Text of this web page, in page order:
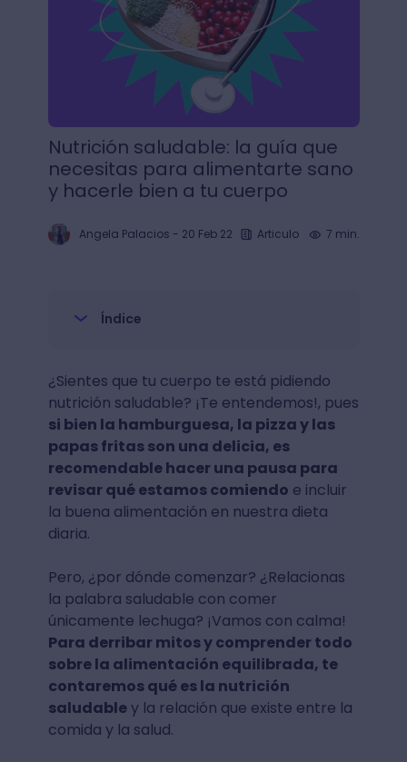
Nutrición saludable: la guía que
necesitas para alimentarte sano
y hacerle bien a tu cuerpo
Angela Palacios - 20 Feb 22 Articulo 7 min.
Índice
¿Sientes que tu cuerpo te está pidiendo
nutrición saludable? ¡Te entendemos!, pues
si bien la hamburguesa, la pizza y las
papas fritas son una delicia, es
recomendable hacer una pausa para
revisar qué estamos comiendo e incluir
la buena alimentación en nuestra dieta
diaria.
Pero, ¿por dónde comenzar? ¿Relacionas
la palabra saludable con comer
únicamente lechuga? ¡Vamos con calma!
Para derribar mitos y comprender todo
sobre la alimentación equilibrada, te
contaremos qué es la nutrición
saludabley la relación que existe entre la
comida y la salud.